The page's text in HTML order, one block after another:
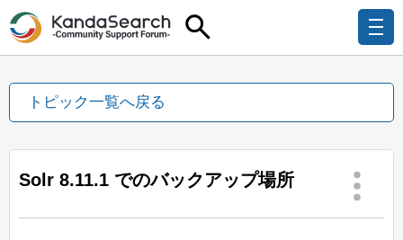
トピック一覧へ戻る
Solr 8.11.1 でのバックアップ場所